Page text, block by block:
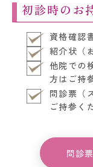
初診時のお
資格確認
紹介状（
他院での
方はご持
問診票（
ご持参く
問診